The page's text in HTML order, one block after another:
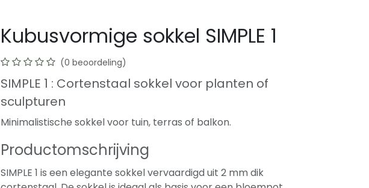
Kubusvormige sokkel SIMPLE 1
(0 beoordeling)
SIMPLE 1 : Cortenstaal sokkel voor planten of
sculpturen
Minimalistische sokkel voor tuin, terras of balkon.
Productomschrijving
SIMPLE 1 is een elegante sokkel vervaardigd uit 2 mm dik